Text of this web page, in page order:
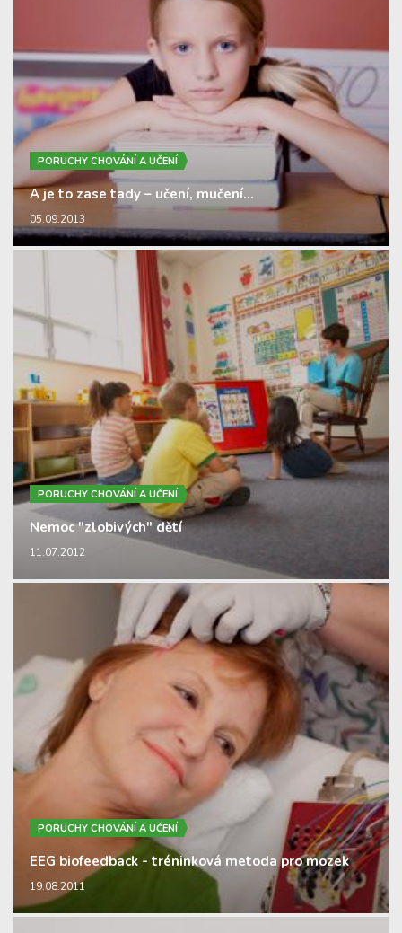
PORUCHY CHOVÁNÍ A UČENÍ
A je to zase tady – učení, mučení…
05.09.2013
PORUCHY CHOVÁNÍ A UČENÍ
Nemoc "zlobivých" dětí
11.07.2012
PORUCHY CHOVÁNÍ A UČENÍ
EEG biofeedback - tréninková metoda pro mozek
19.08.2011